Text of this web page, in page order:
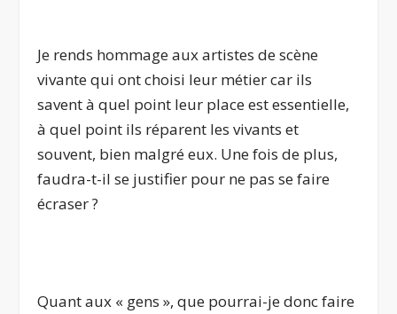
Je rends hommage aux artistes de scène
vivante qui ont choisi leur métier car ils
savent à quel point leur place est essentielle,
à quel point ils réparent les vivants et
souvent, bien malgré eux. Une fois de plus,
faudra-t-il se justifier pour ne pas se faire
écraser ?
Quant aux « gens », que pourrai-je donc faire